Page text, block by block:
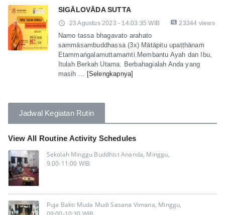
SIGĀLOVĀDA SUTTA
access_time 23 Agustus 2023 - 14:03:35 WIB pageview 23344 views
Namo tassa bhagavato arahato
sammāsambuddhassa (3x) Mātāpitu upaṭṭhānaṁ
Etammaṅgalamuttamaṁti.Membantu Ayah dan Ibu,
Itulah Berkah Utama. Berbahagialah Anda yang
masih ... [Selengkapnya]
Jadwal Kegiatan Rutin
View All Routine Activity Schedules
Sekolah Minggu Buddhist Ananda, Minggu,
9.00-11:00 WIB
Puja Bakti Muda Mudi Sasana Vimana, Minggu,